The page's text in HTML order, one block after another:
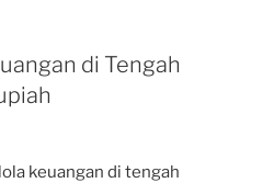
di Tengah
keuangan di tengah